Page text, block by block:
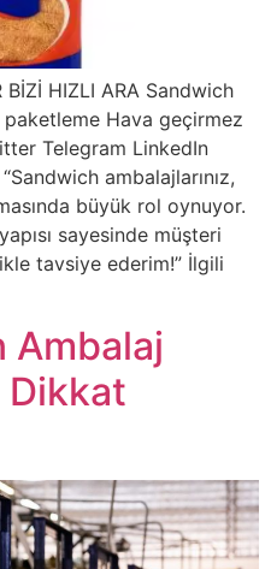
BİZİ HIZLI ARA Sandwich
Hava geçirmez
Telegram LinkedIn
ambalajlarınız,
büyük rol oynuyor.
sayesinde müşteri
tavsiye ederim!” İlgili
Ambalaj
Dikkat